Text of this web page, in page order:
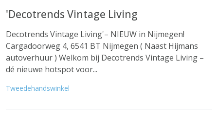
'Decotrends Vintage Living
Decotrends Vintage Living'– NIEUW in Nijmegen!
Cargadoorweg 4, 6541 BT Nijmegen ( Naast Hijmans
autoverhuur ) Welkom bij Decotrends Vintage Living –
dé nieuwe hotspot voor...
Tweedehandswinkel